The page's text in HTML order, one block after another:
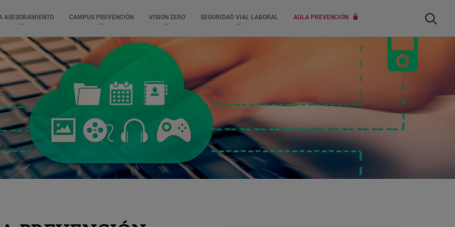
ASESORAMIENTO CAMPUS PREVENCIÓN VISION ZERO SEGURIDAD VIAL LABORAL AULA PREVENCIÓN Buscar